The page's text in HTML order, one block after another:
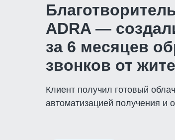
ADRA —
за 6 месяцев
звонков от
Клиент получил готовый
автоматизацией получения и